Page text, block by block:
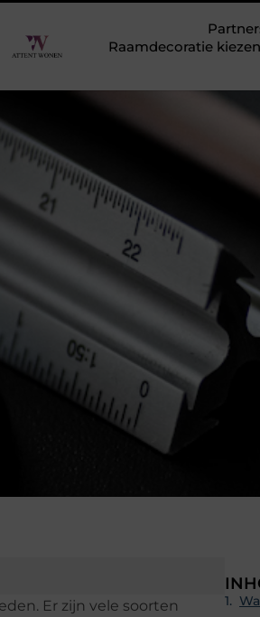
Raamdecoratie
Er zijn vele soorten